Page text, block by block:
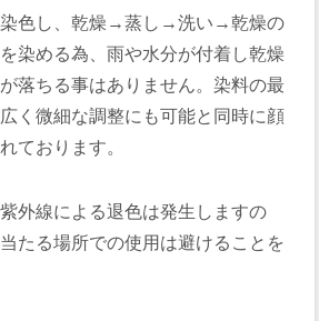
染色し、乾燥→蒸し→洗い→乾燥の
染める為、雨や水分が付着し乾燥
落ちる事はありません。染料の最
く微細な調整にも可能と同時に顔
ております。
外線による退色は発生しますの
たる場所での使用は避けることを